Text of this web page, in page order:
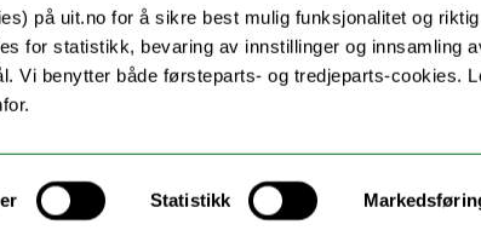
på uit.no for å sikre best mulig funksjonalitet og
for statistikk, bevaring av innstillinger og innsamling
Vi benytter både førsteparts- og tredjeparts-cookies.
Statistikk
stillinger